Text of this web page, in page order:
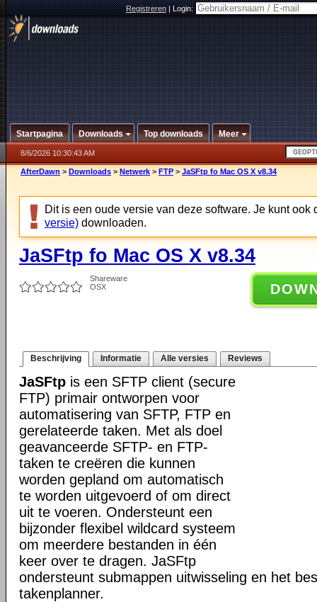
Registreren|Login:
Startpagina Downloads Top downloads Meer
8/6/2026 10:30:43 AM
AfterDawn > Downloads > Netwerk > FTP > JaSFtp fo Mac OS X v8.34
Dit is een oude versie van deze software. Je kunt ook
versie) downloaden.
JaSFtp fo Mac OS X v8.34
Shareware
OSX
Beschrijving Informatie Alle versies Reviews
JaSFtp is een SFTP client (secure
FTP) primair ontworpen voor
automatisering van SFTP, FTP en
gerelateerde taken. Met als doel
geavanceerde SFTP- en FTP-
taken te creëren die kunnen
worden gepland om automatisch
te worden uitgevoerd of om direct
uit te voeren. Ondersteunt een
bijzonder flexibel wildcard systeem
om meerdere bestanden in één
keer over te dragen. JaSFtp
ondersteunt submappen uitwisseling en het
takenplanner.